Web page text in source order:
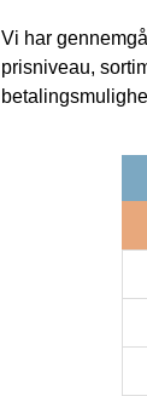
Vi har
prisniveau,